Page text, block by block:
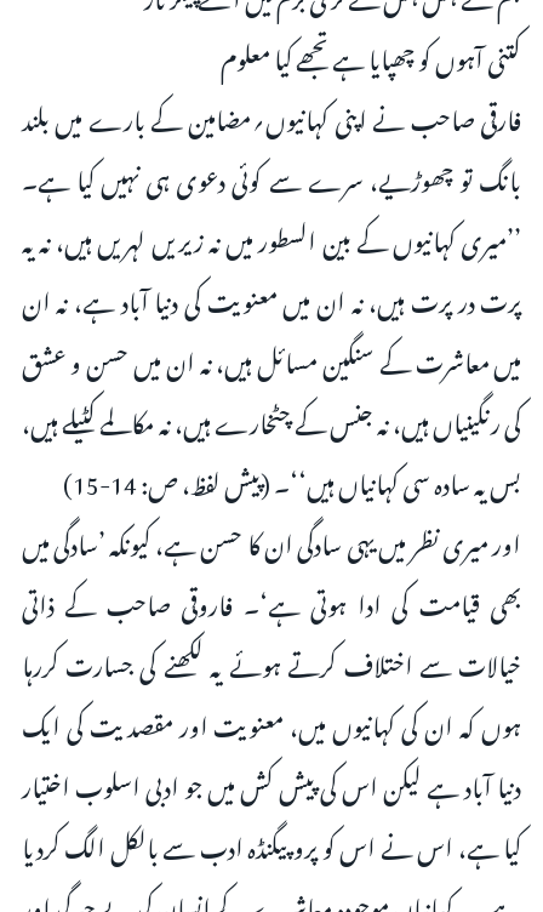
کتنی آہوں کو چھپایا ہے تجھے کیا معلوم
فارقی صاحب نے اپنی کہانیوں؍مضامین کے بارے میں بلند
بانگ تو چھوڑیے، سرے سے کوئی دعوی ہی نہیں کیا ہے۔
’’میری کہانیوں کے بین السطور میں نہ زیریں لہریں ہیں، نہ یہ
پرت در پرت ہیں، نہ ان میں معنویت کی دنیا آباد ہے، نہ ان
میں معاشرت کے سنگین مسائل ہیں، نہ ان میں حسن و عشق
کی رنگینیاں ہیں، نہ جنس کے چٹخارے ہیں، نہ مکالمے کٹیلے ہیں،
بس یہ سادہ سی کہانیاں ہیں‘‘۔ (پیش لفظ، ص: 14-15)
اور میری نظر میں یہی سادگی ان کا حسن ہے، کیونکہ ’سادگی میں
بھی قیامت کی ادا ہوتی ہے‘۔ فاروقی صاحب کے ذاتی
خیالات سے اختلاف کرتے ہوئے یہ لکھنے کی جسارت کررہا
ہوں کہ ان کی کہانیوں میں، معنویت اور مقصدیت کی ایک
دنیا آباد ہے لیکن اس کی پیش کش میں جو ادبی اسلوب اختیار
کیا ہے، اس نے اس کو پروپیگنڈہ ادب سے بالکل الگ کردیا